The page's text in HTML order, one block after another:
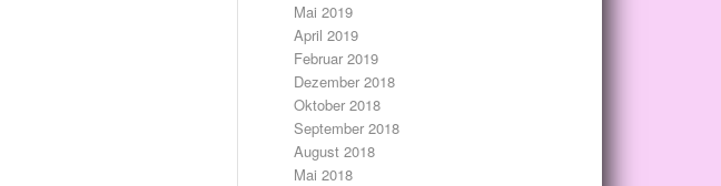
Mai 2019
April 2019
Februar 2019
Dezember 2018
Oktober 2018
September 2018
August 2018
Mai 2018